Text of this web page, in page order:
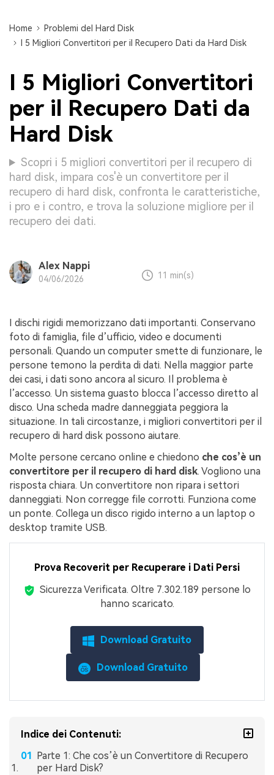
Home
Problemi del Hard Disk
I 5 Migliori Convertitori per il Recupero Dati da Hard Disk
I 5 Migliori Convertitori
per il Recupero Dati da
Hard Disk
Scopri i 5 migliori convertitori per il recupero di
hard disk, impara cos'è un convertitore per il
recupero di hard disk, confronta le caratteristiche,
i pro e i contro, e trova la soluzione migliore per il
recupero dei dati.
Alex Nappi
04/06/2026 11 min(s)
I dischi rigidi memorizzano dati importanti. Conservano
foto di famiglia, file d’ufficio, video e documenti
personali. Quando un computer smette di funzionare, le
persone temono la perdita di dati. Nella maggior parte
dei casi, i dati sono ancora al sicuro. Il problema è
l’accesso. Un sistema guasto blocca l’accesso diretto al
disco. Una scheda madre danneggiata peggiora la
situazione. In tali circostanze, i migliori convertitori per il
recupero di hard disk possono aiutare.
Molte persone cercano online e chiedono che cos’è un
convertitore per il recupero di hard disk. Vogliono una
risposta chiara. Un convertitore non ripara i settori
danneggiati. Non corregge file corrotti. Funziona come
un ponte. Collega un disco rigido interno a un laptop o
desktop tramite USB.
Prova Recoverit per Recuperare i Dati Persi
Sicurezza Verificata. Oltre 7.302.189 persone lo
hanno scaricato.
Download Gratuito
Download Gratuito
Indice dei Contenuti:
Parte 1: Che cos’è un Convertitore di Recupero
per Hard Disk?